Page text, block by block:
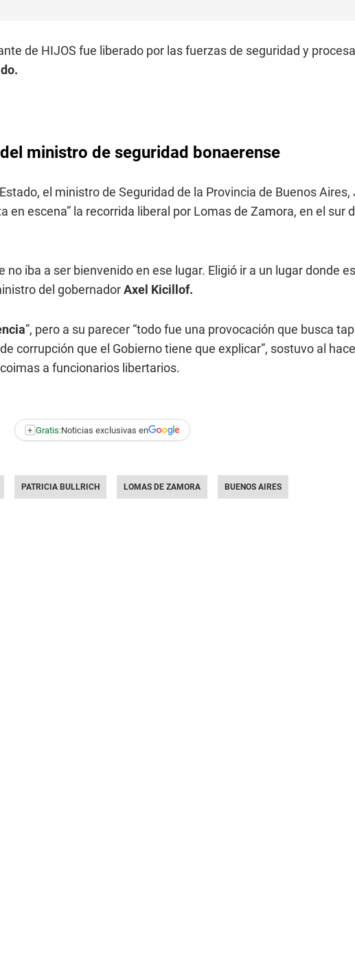
de HIJOS fue liberado por las fuerzas de seguridad y
ministro de seguridad bonaerense
el ministro de Seguridad de la Provincia de Buenos Aires,
en escena” la recorrida liberal por Lomas de Zamora, en el sur
no iba a ser bienvenido en ese lugar. Eligió ir a un lugar donde
del gobernadorAxel Kicillof.
”, pero a su parecer “todo fue una provocación que busca
corrupción que el Gobierno tiene que explicar”, sostuvo al
a funcionarios libertarios.
+ Gratis:Noticias exclusivas en
PATRICIA BULLRICH LOMAS DE ZAMORA BUENOS AIRES